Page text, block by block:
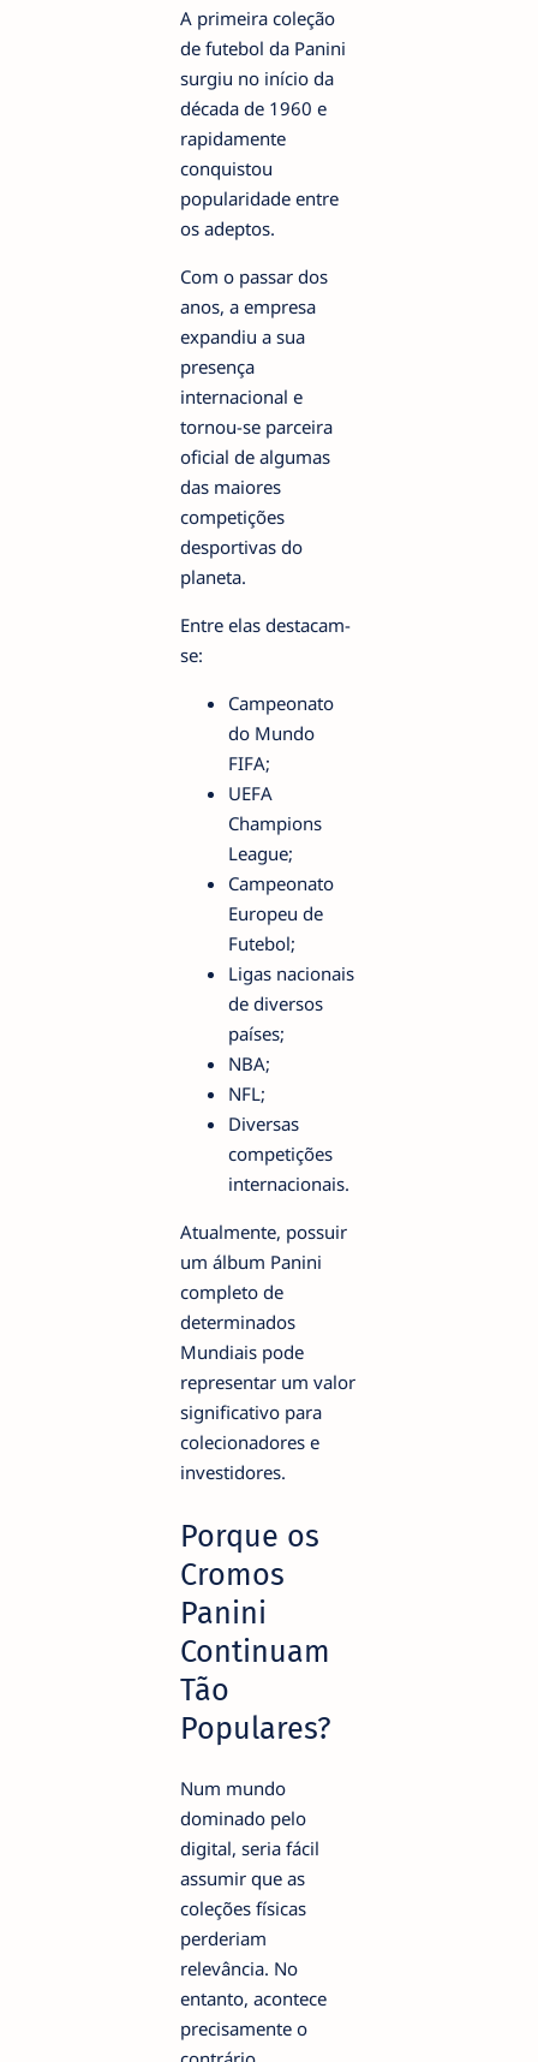
A primeira coleção
de futebol da Panini
surgiu no início da
década de 1960 e
rapidamente
conquistou
popularidade entre
os adeptos.
Com o passar dos
anos, a empresa
expandiu a sua
presença
internacional e
tornou-se parceira
oficial de algumas
das maiores
competições
desportivas do
planeta.
Entre elas destacam-
se:
Campeonato
do Mundo
FIFA;
UEFA
Champions
League;
Campeonato
Europeu de
Futebol;
Ligas nacionais
de diversos
países;
NBA;
NFL;
Diversas
competições
internacionais.
Atualmente, possuir
um álbum Panini
completo de
determinados
Mundiais pode
representar um valor
significativo para
colecionadores e
investidores.
Porque os
Cromos
Panini
Continuam
Tão
Populares?
Num mundo
dominado pelo
digital, seria fácil
assumir que as
coleções físicas
perderiam
relevância. No
entanto, acontece
precisamente o